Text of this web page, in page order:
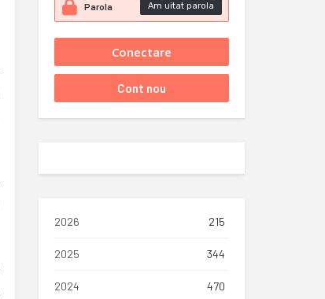
Am uitat parola
2026 215
2025 344
2024 470